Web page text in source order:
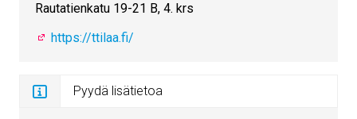
Rautatienkatu 19-21 B, 4. krs
https://ttilaa.fi/
Pyydä lisätietoa